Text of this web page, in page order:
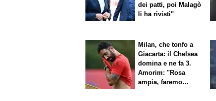
dei patti, poi Malagò
li ha rivisti"
Milan, che tonfo a
Giacarta: il Chelsea
domina e ne fa 3.
Amorim: "Rosa
ampia, faremo